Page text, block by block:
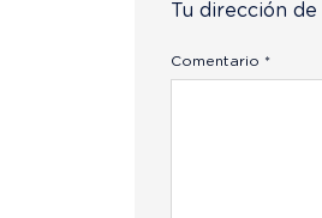
Tu dirección
Comentario *